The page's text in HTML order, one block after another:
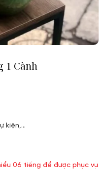
1 Cành
kiện,…
06 tiếng để được phục vụ